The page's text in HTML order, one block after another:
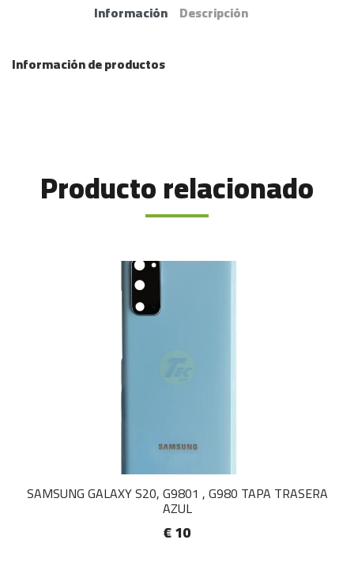
Información Descripción
Información de productos
Producto relacionado
SAMSUNG GALAXY S20, G9801 , G980 TAPA TRASERA
AZUL
€ 10